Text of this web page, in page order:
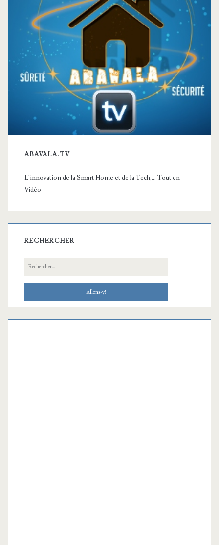
ABAVALA.TV
L'innovation de la Smart Home et de la Tech,... Tout en
Vidéo
RECHERCHER
Recherche: